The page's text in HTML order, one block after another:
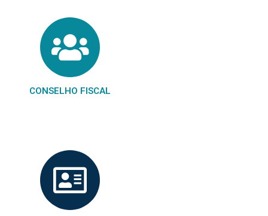
CONSELHO FISCAL